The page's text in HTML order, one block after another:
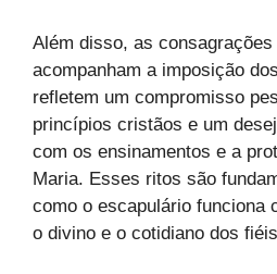
Além disso, as
acompanham a imposição
refletem um compromisso
princípios cristãos e um
com os ensinamentos e a
Maria. Esses ritos são
como o escapulário funciona
o divino e o cotidiano dos